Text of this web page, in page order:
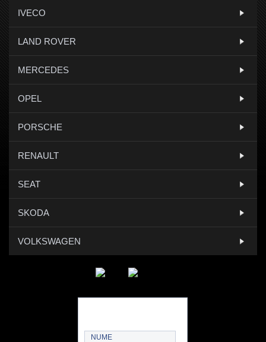
IVECO
LAND ROVER
MERCEDES
OPEL
PORSCHE
RENAULT
SEAT
SKODA
VOLKSWAGEN